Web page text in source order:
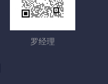
罗经理